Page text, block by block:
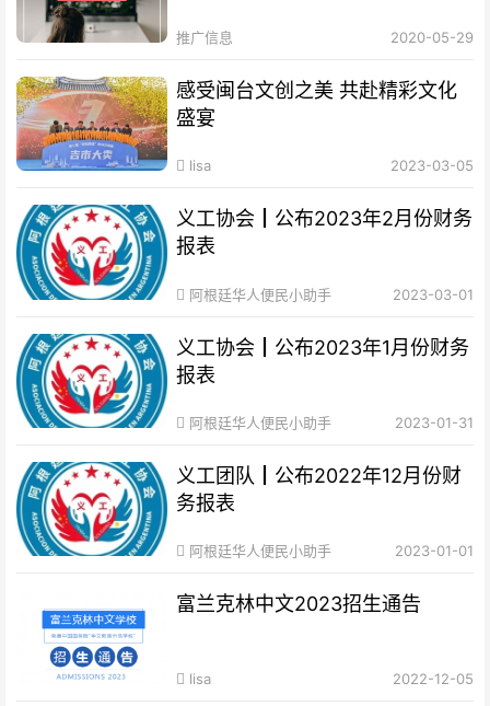
推广信息 2020-05-29
感受闽台文创之美 共赴精彩文化
盛宴
lisa 2023-03-05
义工协会┃公布2023年2月份财务
报表
阿根廷华人便民小助手 2023-03-01
义工协会┃公布2023年1月份财务
报表
阿根廷华人便民小助手 2023-01-31
义工团队┃公布2022年12月份财
务报表
阿根廷华人便民小助手 2023-01-01
富兰克林中文2023招生通告
lisa 2022-12-05